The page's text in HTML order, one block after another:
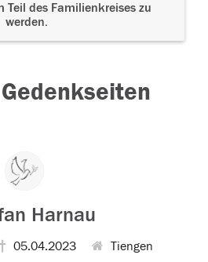
Teil des Familienkreises zu
werden.
Harnau
05.04.2023 Tiengen